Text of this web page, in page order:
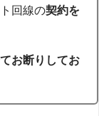
回線の契約を
お断りしてお